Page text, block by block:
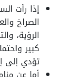
إذا رأت
الصراخ
الرؤية،
كبير
تؤدي إلى